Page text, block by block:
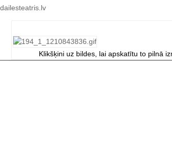
Klikšķini uz bildes, lai apskatītu to pilnā